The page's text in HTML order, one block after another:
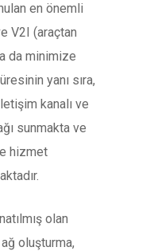
en önemli
V2I (araçtan
da minimize
yanı sıra,
kanalı ve
sunmakta ve
hizmet
olan
oluşturma,